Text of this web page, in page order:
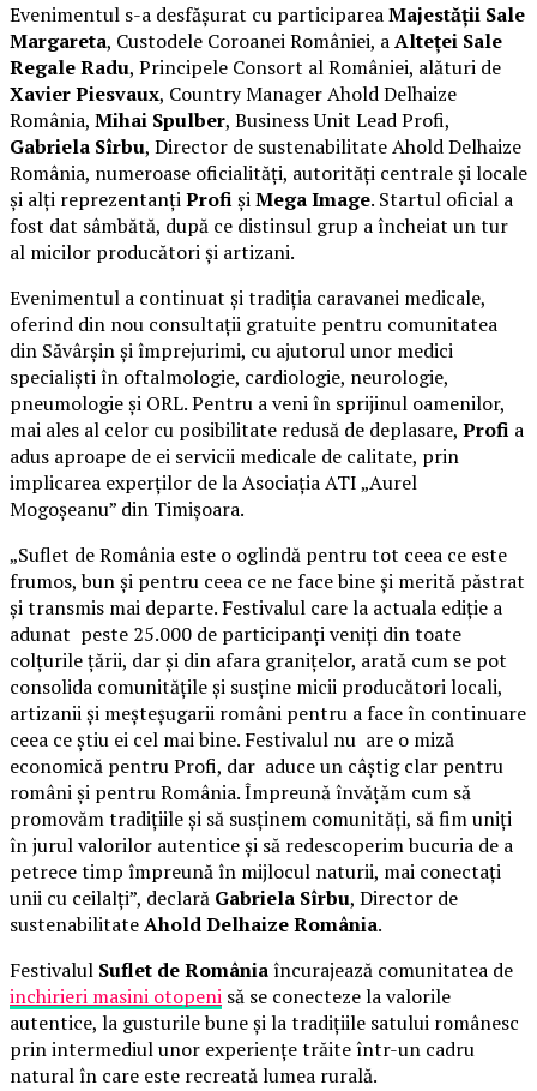
Evenimentul s-a desfășurat cu participareaMajestății Sale
Margareta, Custodele Coroanei României, aAlteței Sale
Regale Radu, Principele Consort al României, alături de
Xavier Piesvaux, Country Manager Ahold Delhaize
România, Mihai Spulber, Business Unit Lead Profi,
Gabriela Sîrbu, Director de sustenabilitate Ahold Delhaize
România, numeroase oficialități, autorități centrale și locale
și alți reprezentanțiProfișiMega Image. Startul oficial a
fost dat sâmbătă, după ce distinsul grup a încheiat un tur
al micilor producători și artizani.
Evenimentul a continuat și tradiția caravanei medicale,
oferind din nou consultații gratuite pentru comunitatea
din Săvârșin și împrejurimi, cu ajutorul unor medici
specialiști în oftalmologie, cardiologie, neurologie,
pneumologie și ORL. Pentru a veni în sprijinul oamenilor,
mai ales al celor cu posibilitate redusă de deplasare, Profi a
adus aproape de ei servicii medicale de calitate, prin
implicarea experților de la Asociația ATI „Aurel
Mogoșeanu” din Timișoara.
„Suflet de România este o oglindă pentru tot ceea ce este
frumos, bun și pentru ceea ce ne face bine și merită păstrat
și transmis mai departe. Festivalul care la actuala ediție a
adunat peste 25.000 de participanți veniți din toate
colțurile țării, dar și din afara granițelor, arată cum se pot
consolida comunitățile și susține micii producători locali,
artizanii și meșteșugarii români pentru a face în continuare
ceea ce știu ei cel mai bine. Festivalul nu are o miză
economică pentru Profi, dar aduce un câștig clar pentru
români și pentru România. Împreună învățăm cum să
promovăm tradițiile și să susținem comunități, să fim uniți
în jurul valorilor autentice și să redescoperim bucuria de a
petrece timp împreună în mijlocul naturii, mai conectați
unii cu ceilalți”, declară Gabriela Sîrbu, Director de
sustenabilitateAhold Delhaize România.
Festivalul Suflet de Româniaîncurajează comunitatea de
inchirieri masini otopeni să se conecteze la valorile
autentice, la gusturile bune și la tradițiile satului românesc
prin intermediul unor experiențe trăite într-un cadru
natural în care este recreată lumea rurală.